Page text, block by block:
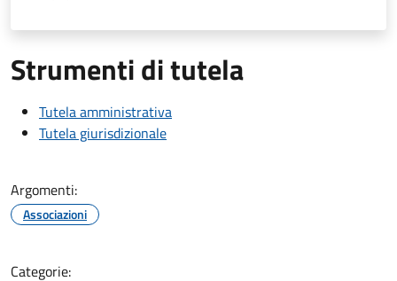
Strumenti di tutela
Tutela amministrativa
Tutela giurisdizionale
Argomenti:
Associazioni
Categorie: